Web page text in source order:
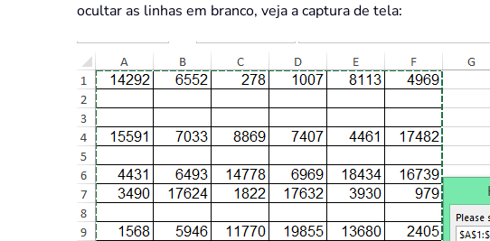
ocultar as linhas em branco, veja a captura de tela: